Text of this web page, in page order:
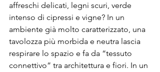
affreschi delicati, legni scuri, verde
intenso di cipressi e vigne? In un
ambiente già molto caratterizzato, una
tavolozza più morbida e neutra lascia
respirare lo spazio e fa da “tessuto
connettivo” tra architettura e fiori. In un